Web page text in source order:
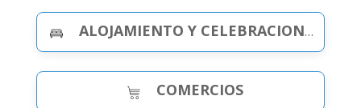
ALOJAMIENTO Y CELEBRACIONES
COMERCIOS